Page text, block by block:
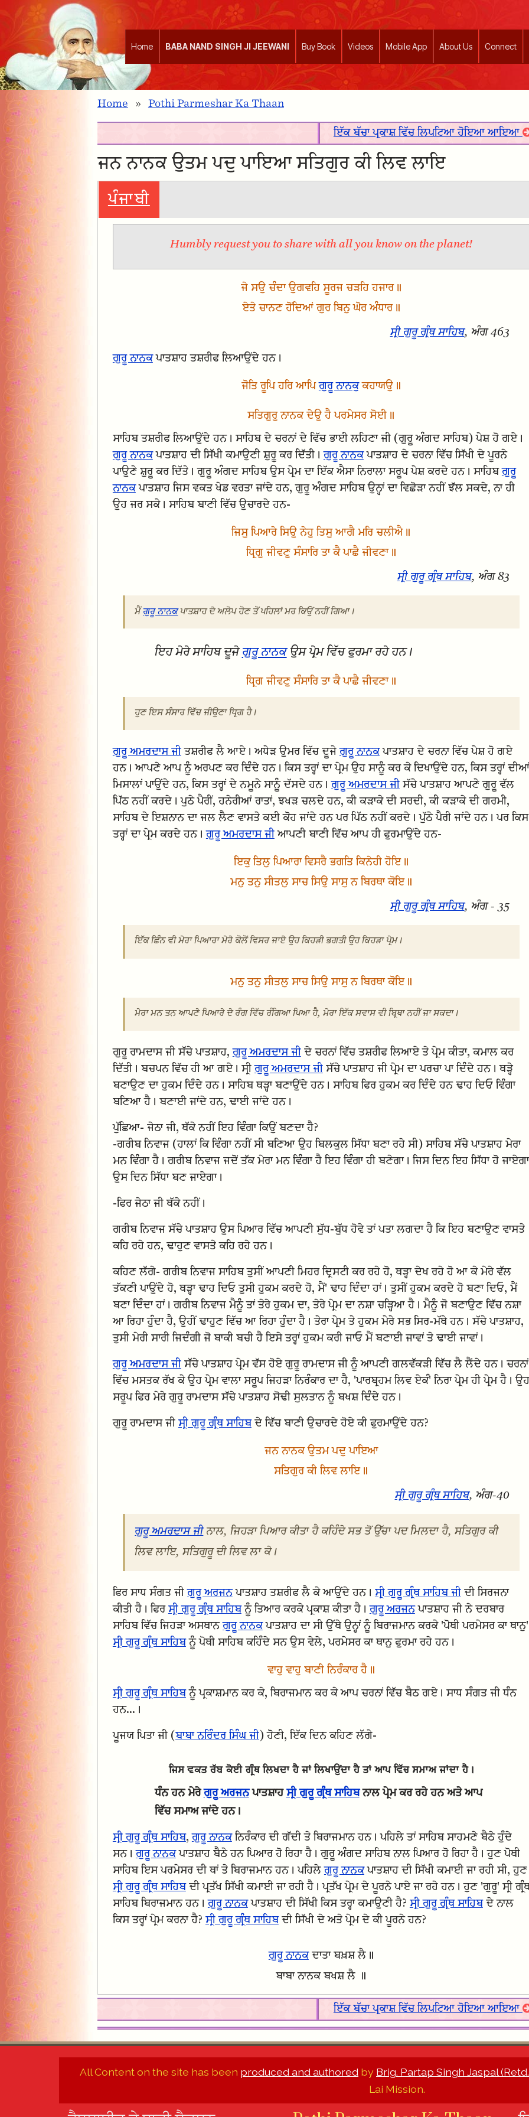
Home BABA NAND SINGH JI JEEWANI Buy Book Videos Mobile App About Us Connect
Home » Pothi Parmeshar Ka Thaan
ਇੱਕ ਬੱਚਾ ਪ੍ਰਕਾਸ਼ ਵਿੱਚ ਲਿਪਟਿਆ ਹੋਇਆ ਆਇਆ
ਜਨ ਨਾਨਕ ਉਤਮ ਪਦੁ ਪਾਇਆ ਸਤਿਗੁਰ ਕੀ ਲਿਵ ਲਾਇ
ਪੰਜਾਬੀ
Humbly request you to share with all you know on the planet!
ਜੇ ਸਉ ਚੰਦਾ ਉਗਵਹਿ ਸੂਰਜ ਚੜਹਿ ਹਜਾਰ॥
ਏਤੇ ਚਾਨਣ ਹੋਂਦਿਆਂ ਗੁਰ ਬਿਨੁ ਘੋਰ ਅੰਧਾਰ॥
ਸ੍ਰੀ ਗੁਰੂ ਗ੍ਰੰਥ ਸਾਹਿਬ, ਅੰਗ 463
ਗੁਰੂ ਨਾਨਕਪਾਤਸ਼ਾਹ ਤਸ਼ਰੀਫ ਲਿਆਉਂਦੇ ਹਨ।
ਜੋਤਿ ਰੂਪਿ ਹਰਿ ਆਪਿਗੁਰੂ ਨਾਨਕੁ ਕਹਾਯਉ॥
ਸਤਿਗੁਰੁ ਨਾਨਕ ਦੇਉ ਹੈ ਪਰਮੇਸਰ ਸੋਈ॥
ਸਾਹਿਬ ਤਸ਼ਰੀਫ ਲਿਆਉਂਦੇ ਹਨ। ਸਾਹਿਬ ਦੇ ਚਰਨਾਂ ਦੇ ਵਿੱਚ ਭਾਈ ਲਹਿਣਾ ਜੀ (ਗੁਰੂ ਅੰਗਦ ਸਾਹਿਬ) ਪੇਸ਼ ਹੋ ਗਏ।
ਗੁਰੂ ਨਾਨਕਪਾਤਸ਼ਾਹ ਦੀ ਸਿੱਖੀ ਕਮਾਉਣੀ ਸ਼ੁਰੂ ਕਰ ਦਿੱਤੀ।ਗੁਰੂ ਨਾਨਕਪਾਤਸ਼ਾਹ ਦੇ ਚਰਨਾ ਵਿੱਚ ਸਿੱਖੀ ਦੇ ਪੂਰਨੇ
ਪਾਉਣੇ ਸ਼ੁਰੂ ਕਰ ਦਿੱਤੇ। ਗੁਰੂ ਅੰਗਦ ਸਾਹਿਬ ਉਸ ਪ੍ਰੇਮ ਦਾ ਇੱਕ ਐਸਾ ਨਿਰਾਲਾ ਸਰੂਪ ਪੇਸ਼ ਕਰਦੇ ਹਨ। ਸਾਹਿਬਗੁਰੂ
ਨਾਨਕਪਾਤਸ਼ਾਹ ਜਿਸ ਵਕਤ ਖੇਡ ਵਰਤਾ ਜਾਂਦੇ ਹਨ, ਗੁਰੂ ਅੰਗਦ ਸਾਹਿਬ ਉਨ੍ਹਾਂ ਦਾ ਵਿਛੋੜਾ ਨਹੀਂ ਝੱਲ ਸਕਦੇ, ਨਾ ਹੀ
ਉਹ ਜਰ ਸਕੇ। ਸਾਹਿਬ ਬਾਣੀ ਵਿੱਚ ਉਚਾਰਦੇ ਹਨ-
ਜਿਸੁ ਪਿਆਰੇ ਸਿਉ ਨੇਹੁ ਤਿਸੁ ਆਗੈ ਮਰਿ ਚਲੀਐ॥
ਧ੍ਰਿਗੁ ਜੀਵਣੁ ਸੰਸਾਰਿ ਤਾ ਕੈ ਪਾਛੈ ਜੀਵਣਾ॥
ਸ੍ਰੀ ਗੁਰੂ ਗ੍ਰੰਥ ਸਾਹਿਬ, ਅੰਗ 83
ਮੈਂਗੁਰੂ ਨਾਨਕਪਾਤਸ਼ਾਹ ਦੇ ਅਲੋਪ ਹੋਣ ਤੋਂ ਪਹਿਲਾਂ ਮਰ ਕਿਉਂ ਨਹੀਂ ਗਿਆ।
ਇਹ ਮੇਰੇ ਸਾਹਿਬ ਦੂਜੇਗੁਰੂ ਨਾਨਕਉਸ ਪ੍ਰੇਮ ਵਿੱਚ ਫੁਰਮਾ ਰਹੇ ਹਨ।
ਧ੍ਰਿਗ ਜੀਵਣੁ ਸੰਸਾਰਿ ਤਾ ਕੈ ਪਾਛੈ ਜੀਵਣਾ॥
ਹੁਣ ਇਸ ਸੰਸਾਰ ਵਿੱਚ ਜੀਉਣਾ ਧ੍ਰਿਗ ਹੈ।
ਗੁਰੂ ਅਮਰਦਾਸ ਜੀਤਸ਼ਰੀਫ ਲੈ ਆਏ। ਅਧੇੜ ਉਮਰ ਵਿੱਚ ਦੂਜੇਗੁਰੂ ਨਾਨਕਪਾਤਸ਼ਾਹ ਦੇ ਚਰਨਾ ਵਿੱਚ ਪੇਸ਼ ਹੋ ਗਏ
ਹਨ। ਆਪਣੇ ਆਪ ਨੂੰ ਅਰਪਣ ਕਰ ਦਿੰਦੇ ਹਨ। ਕਿਸ ਤਰ੍ਹਾਂ ਦਾ ਪ੍ਰੇਮ ਉਹ ਸਾਨੂੰ ਕਰ ਕੇ ਦਿਖਾਉਂਦੇ ਹਨ, ਕਿਸ ਤਰ੍ਹਾਂ ਦੀਆਂ
ਮਿਸਾਲਾਂ ਪਾਉਂਦੇ ਹਨ, ਕਿਸ ਤਰ੍ਹਾਂ ਦੇ ਨਮੂਨੇ ਸਾਨੂੰ ਦੱਸਦੇ ਹਨ।ਗੁਰੂ ਅਮਰਦਾਸ ਜੀਸੱਚੇ ਪਾਤਸ਼ਾਹ ਆਪਣੇ ਗੁਰੂ ਵੱਲ
ਪਿੱਠ ਨਹੀਂ ਕਰਦੇ। ਪੁਠੇ ਪੈਰੀਂ, ਹਨੇਰੀਆਂ ਰਾਤਾਂ, ਝਖੜ ਚਲਦੇ ਹਨ, ਕੀ ਕੜਾਕੇ ਦੀ ਸਰਦੀ, ਕੀ ਕੜਾਕੇ ਦੀ ਗਰਮੀ,
ਸਾਹਿਬ ਦੇ ਇਸ਼ਨਾਨ ਦਾ ਜਲ ਲੈਣ ਵਾਸਤੇ ਕਈ ਕੋਹ ਜਾਂਦੇ ਹਨ ਪਰ ਪਿੱਠ ਨਹੀਂ ਕਰਦੇ। ਪੁੱਠੇ ਪੈਰੀ ਜਾਂਦੇ ਹਨ। ਪਰ ਕਿਸ
ਤਰ੍ਹਾਂ ਦਾ ਪ੍ਰੇਮ ਕਰਦੇ ਹਨ।ਗੁਰੂ ਅਮਰਦਾਸ ਜੀਆਪਣੀ ਬਾਣੀ ਵਿੱਚ ਆਪ ਹੀ ਫੁਰਮਾਉਂਦੇ ਹਨ-
ਇਕੁ ਤਿਲੁ ਪਿਆਰਾ ਵਿਸਰੈ ਭਗਤਿ ਕਿਨੇਹੀ ਹੋਇ॥
ਮਨੁ ਤਨੁ ਸੀਤਲੁ ਸਾਚ ਸਿਉ ਸਾਸੁ ਨ ਬਿਰਥਾ ਕੋਇ॥
ਸ੍ਰੀ ਗੁਰੂ ਗ੍ਰੰਥ ਸਾਹਿਬ, ਅੰਗ - 35
ਇੱਕ ਛਿੰਨ ਵੀ ਮੇਰਾ ਪਿਆਰਾ ਮੇਰੇ ਕੋਲੋਂ ਵਿਸਰ ਜਾਏ ਉਹ ਕਿਹੜੀ ਭਗਤੀ ਉਹ ਕਿਹੜਾ ਪ੍ਰੇਮ।
ਮਨੁ ਤਨੁ ਸੀਤਲੁ ਸਾਚ ਸਿਉ ਸਾਸੁ ਨ ਬਿਰਥਾ ਕੋਇ॥
ਮੇਰਾ ਮਨ ਤਨ ਆਪਣੇ ਪਿਆਰੇ ਦੇ ਰੰਗ ਵਿੱਚ ਰੰਗਿਆ ਪਿਆ ਹੈ, ਮੇਰਾ ਇੱਕ ਸਵਾਸ ਵੀ ਬ੍ਰਿਥਾ ਨਹੀਂ ਜਾ ਸਕਦਾ।
ਗੁਰੂ ਰਾਮਦਾਸ ਜੀ ਸੱਚੇ ਪਾਤਸ਼ਾਹ,ਗੁਰੂ ਅਮਰਦਾਸ ਜੀਦੇ ਚਰਨਾਂ ਵਿੱਚ ਤਸ਼ਰੀਫ ਲਿਆਏ ਤੇ ਪ੍ਰੇਮ ਕੀਤਾ, ਕਮਾਲ ਕਰ
ਦਿੱਤੀ। ਬਚਪਨ ਵਿੱਚ ਹੀ ਆ ਗਏ। ਸ੍ਰੀਗੁਰੂ ਅਮਰਦਾਸ ਜੀਸੱਚੇ ਪਾਤਸ਼ਾਹ ਜੀ ਪ੍ਰੇਮ ਦਾ ਪਰਚਾ ਪਾ ਦਿੰਦੇ ਹਨ। ਥੜ੍ਹੇ
ਬਣਾਉਣ ਦਾ ਹੁਕਮ ਦਿੰਦੇ ਹਨ। ਸਾਹਿਬ ਥੜ੍ਹਾ ਬਣਾਉਂਦੇ ਹਨ। ਸਾਹਿਬ ਫਿਰ ਹੁਕਮ ਕਰ ਦਿੰਦੇ ਹਨ ਢਾਹ ਦਿਓ ਵਿੰਗਾ
ਬਣਿਆ ਹੈ। ਬਣਾਈ ਜਾਂਦੇ ਹਨ, ਢਾਈ ਜਾਂਦੇ ਹਨ।
ਪੁੱਛਿਆ- ਜੇਠਾ ਜੀ, ਥੱਕੇ ਨਹੀਂ ਇਹ ਵਿੰਗਾ ਕਿਉਂ ਬਣਦਾ ਹੈ?
-ਗਰੀਬ ਨਿਵਾਜ (ਹਾਲਾਂ ਕਿ ਵਿੰਗਾ ਨਹੀਂ ਸੀ ਬਣਿਆ ਉਹ ਬਿਲਕੁਲ ਸਿੱਧਾ ਬਣਾ ਰਹੇ ਸੀ) ਸਾਹਿਬ ਸੱਚੇ ਪਾਤਸ਼ਾਹ ਮੇਰਾ
ਮਨ ਵਿੰਗਾ ਹੈ। ਗਰੀਬ ਨਿਵਾਜ ਜਦੋਂ ਤੱਕ ਮੇਰਾ ਮਨ ਵਿੰਗਾ ਹੈ ਇਹ ਵਿੰਗਾ ਹੀ ਬਣੇਗਾ। ਜਿਸ ਦਿਨ ਇਹ ਸਿੱਧਾ ਹੋ ਜਾਏਗਾ
ਉਸ ਦਿਨ ਸਿੱਧਾ ਬਣ ਜਾਏਗਾ।
-ਫਿਰ ਜੇਠਾ ਜੀ ਥੱਕੇ ਨਹੀਂ।
ਗਰੀਬ ਨਿਵਾਜ ਸੱਚੇ ਪਾਤਸ਼ਾਹ ਉਸ ਪਿਆਰ ਵਿੱਚ ਆਪਣੀ ਸੁੱਧ-ਬੁੱਧ ਹੋਵੇ ਤਾਂ ਪਤਾ ਲਗਦਾ ਹੈ ਕਿ ਇਹ ਬਣਾਉਣ ਵਾਸਤੇ
ਕਹਿ ਰਹੇ ਹਨ, ਢਾਹੁਣ ਵਾਸਤੇ ਕਹਿ ਰਹੇ ਹਨ।
ਕਹਿਣ ਲੱਗੇ- ਗਰੀਬ ਨਿਵਾਜ ਸਾਹਿਬ ਤੁਸੀਂ ਆਪਣੀ ਮਿਹਰ ਦ੍ਰਿਸਟੀ ਕਰ ਰਹੇ ਹੋ, ਥੜ੍ਹਾ ਦੇਖ ਰਹੇ ਹੋ ਆ ਕੇ ਮੇਰੇ ਵੱਲ
ਤੱਕਣੀ ਪਾਉਂਦੇ ਹੋ, ਥੜ੍ਹਾ ਢਾਹ ਦਿਓ ਤੁਸੀ ਹੁਕਮ ਕਰਦੇ ਹੋ, ਮੈਂ' ਢਾਹ ਦਿੰਦਾ ਹਾਂ। ਤੁਸੀਂ ਹੁਕਮ ਕਰਦੇ ਹੋ ਬਣਾ ਦਿਓ, ਮੈਂ
ਬਣਾ ਦਿੰਦਾ ਹਾਂ। ਗਰੀਬ ਨਿਵਾਜ ਮੈਨੂੰ ਤਾਂ ਤੇਰੇ ਹੁਕਮ ਦਾ, ਤੇਰੇ ਪ੍ਰੇਮ ਦਾ ਨਸ਼ਾ ਚੜ੍ਹਿਆ ਹੈ। ਮੈਨੂੰ ਜੋ ਬਣਾਉਣ ਵਿੱਚ ਨਸ਼ਾ
ਆ ਰਿਹਾ ਹੁੰਦਾ ਹੈ, ਉਹੀਂ ਢਾਹੁਣ ਵਿੱਚ ਆ ਰਿਹਾ ਹੁੰਦਾ ਹੈ। ਤੇਰਾ ਪ੍ਰੇਮ ਤੇ ਹੁਕਮ ਮੇਰੇ ਸਭ ਸਿਰ-ਮੱਥੇ ਹਨ। ਸੱਚੇ ਪਾਤਸ਼ਾਹ,
ਤੁਸੀ ਮੇਰੀ ਸਾਰੀ ਜਿਦੰਗੀ ਜੋ ਬਾਕੀ ਬਚੀ ਹੈ ਇਸੇ ਤਰ੍ਹਾਂ ਹੁਕਮ ਕਰੀ ਜਾਓ ਮੈਂ ਬਣਾਈ ਜਾਵਾਂ ਤੇ ਢਾਈ ਜਾਵਾਂ।
ਗੁਰੂ ਅਮਰਦਾਸ ਜੀਸੱਚੇ ਪਾਤਸ਼ਾਹ ਪ੍ਰੇਮ ਵੱਸ ਹੋਏ ਗੁਰੂ ਰਾਮਦਾਸ ਜੀ ਨੂੰ ਆਪਣੀ ਗਲਵੱਕੜੀ ਵਿੱਚ ਲੈ ਲੈਂਦੇ ਹਨ। ਚਰਨਾਂ
ਵਿੱਚ ਮਸਤਕ ਰੱਖ ਕੇ ਉਹ ਪ੍ਰੇਮ ਵਾਲਾ ਸਰੂਪ ਜਿਹੜਾ ਨਿਰੰਕਾਰ ਦਾ ਹੈ, 'ਪਾਰਬ੍ਰਹਮ ਲਿਵ ਏਕੰ' ਨਿਰਾ ਪ੍ਰੇਮ ਹੀ ਪ੍ਰੇਮ ਹੈ। ਉਹ
ਸਰੂਪ ਫਿਰ ਮੇਰੇ ਗੁਰੂ ਰਾਮਦਾਸ ਸੱਚੇ ਪਾਤਸ਼ਾਹ ਸੋਢੀ ਸੁਲਤਾਨ ਨੂੰ ਬਖਸ਼ ਦਿੰਦੇ ਹਨ।
ਗੁਰੂ ਰਾਮਦਾਸ ਜੀ ਸ੍ਰੀ ਗੁਰੂ ਗ੍ਰੰਥ ਸਾਹਿਬਦੇ ਵਿੱਚ ਬਾਣੀ ਉਚਾਰਦੇ ਹੋਏ ਕੀ ਫੁਰਮਾਉਂਦੇ ਹਨ?
ਜਨ ਨਾਨਕ ਉਤਮ ਪਦੁ ਪਾਇਆ
ਸਤਿਗੁਰ ਕੀ ਲਿਵ ਲਾਇ॥
ਸ੍ਰੀ ਗੁਰੂ ਗ੍ਰੰਥ ਸਾਹਿਬ, ਅੰਗ-40
ਗੁਰੂ ਅਮਰਦਾਸ ਜੀਨਾਲ, ਜਿਹੜਾ ਪਿਆਰ ਕੀਤਾ ਹੈ ਕਹਿੰਦੇ ਸਭ ਤੋਂ ਉੱਚਾ ਪਦ ਮਿਲਦਾ ਹੈ, ਸਤਿਗੁਰ ਕੀ
ਲਿਵ ਲਾਇ, ਸਤਿਗੁਰੂ ਦੀ ਲਿਵ ਲਾ ਕੇ।
ਫਿਰ ਸਾਧ ਸੰਗਤ ਜੀਗੁਰੂ ਅਰਜਨਪਾਤਸ਼ਾਹ ਤਸ਼ਰੀਫ ਲੈ ਕੇ ਆਉਂਦੇ ਹਨ। ਸ੍ਰੀ ਗੁਰੂ ਗ੍ਰੰਥ ਸਾਹਿਬ ਜੀਦੀ ਸਿਰਜਨਾ
ਕੀਤੀ ਹੈ। ਫਿਰ ਸ੍ਰੀ ਗੁਰੂ ਗ੍ਰੰਥ ਸਾਹਿਬਨੂੰ ਤਿਆਰ ਕਰਕੇ ਪ੍ਰਕਾਸ਼ ਕੀਤਾ ਹੈ।ਗੁਰੂ ਅਰਜਨਪਾਤਸ਼ਾਹ ਜੀ ਨੇ ਦਰਬਾਰ
ਸਾਹਿਬ ਵਿੱਚ ਜਿਹੜਾ ਅਸਥਾਨਗੁਰੂ ਨਾਨਕਪਾਤਸ਼ਾਹ ਦਾ ਸੀ ਉੱਥੇ ਉਨ੍ਹਾਂ ਨੂੰ ਬਿਰਾਜਮਾਨ ਕਰਕੇ 'ਪੋਥੀ ਪਰਮੇਸਰ ਕਾ ਥਾਨੁ'
ਸ੍ਰੀ ਗੁਰੂ ਗ੍ਰੰਥ ਸਾਹਿਬਨੂੰ ਪੋਥੀ ਸਾਹਿਬ ਕਹਿੰਦੇ ਸਨ ਉਸ ਵੇਲੇ, ਪਰਮੇਸਰ ਕਾ ਥਾਨੁ ਫੁਰਮਾ ਰਹੇ ਹਨ।
ਵਾਹੁ ਵਾਹੁ ਬਾਣੀ ਨਿਰੰਕਾਰ ਹੈ॥
ਸ੍ਰੀ ਗੁਰੂ ਗ੍ਰੰਥ ਸਾਹਿਬਨੂੰ ਪ੍ਰਕਾਸ਼ਮਾਨ ਕਰ ਕੇ, ਬਿਰਾਜਮਾਨ ਕਰ ਕੇ ਆਪ ਚਰਨਾਂ ਵਿੱਚ ਬੈਠ ਗਏ। ਸਾਧ ਸੰਗਤ ਜੀ ਧੰਨ
ਹਨ...।
ਪੂਜਯ ਪਿਤਾ ਜੀ (ਬਾਬਾ ਨਰਿੰਦਰ ਸਿੰਘ ਜੀ) ਹੋਣੀ, ਇੱਕ ਦਿਨ ਕਹਿਣ ਲੱਗੇ-
ਜਿਸ ਵਕਤ ਰੱਬ ਕੋਈ ਗ੍ਰੰਥ ਲਿਖਦਾ ਹੈ ਜਾਂ ਲਿਖਾਉਂਦਾ ਹੈ ਤਾਂ ਆਪ ਵਿੱਚ ਸਮਾਅ ਜਾਂਦਾ ਹੈ।
ਧੰਨ ਹਨ ਮੇਰੇਗੁਰੂ ਅਰਜਨਪਾਤਸ਼ਾਹ ਸ੍ਰੀ ਗੁਰੂ ਗ੍ਰੰਥ ਸਾਹਿਬਨਾਲ ਪ੍ਰੇਮ ਕਰ ਰਹੇ ਹਨ ਅਤੇ ਆਪ
ਵਿੱਚ ਸਮਾਅ ਜਾਂਦੇ ਹਨ।
ਸ੍ਰੀ ਗੁਰੂ ਗ੍ਰੰਥ ਸਾਹਿਬ,ਗੁਰੂ ਨਾਨਕਨਿਰੰਕਾਰ ਦੀ ਗੱਦੀ ਤੇ ਬਿਰਾਜਮਾਨ ਹਨ। ਪਹਿਲੇ ਤਾਂ ਸਾਹਿਬ ਸਾਹਮਣੇ ਬੈਠੇ ਹੁੰਦੇ
ਸਨ।ਗੁਰੂ ਨਾਨਕਪਾਤਸ਼ਾਹ ਬੈਠੇ ਹਨ ਪਿਆਰ ਹੋ ਰਿਹਾ ਹੈ। ਗੁਰੂ ਅੰਗਦ ਸਾਹਿਬ ਨਾਲ ਪਿਆਰ ਹੋ ਰਿਹਾ ਹੈ। ਹੁਣ ਪੋਥੀ
ਸਾਹਿਬ ਇਸ ਪਰਮੇਸਰ ਦੀ ਥਾਂ ਤੇ ਬਿਰਾਜਮਾਨ ਹਨ। ਪਹਿਲੇਗੁਰੂ ਨਾਨਕਪਾਤਸ਼ਾਹ ਦੀ ਸਿੱਖੀ ਕਮਾਈ ਜਾ ਰਹੀ ਸੀ, ਹੁਣ
ਸ੍ਰੀ ਗੁਰੂ ਗ੍ਰੰਥ ਸਾਹਿਬਦੀ ਪ੍ਰਤੱਖ ਸਿੱਖੀ ਕਮਾਈ ਜਾ ਰਹੀ ਹੈ। ਪ੍ਰਤੱਖ ਪ੍ਰੇਮ ਦੇ ਪੂਰਨੇ ਪਾਏ ਜਾ ਰਹੇ ਹਨ। ਹੁਣ 'ਗੁਰੂ' ਸ੍ਰੀ
ਸਾਹਿਬ ਬਿਰਾਜਮਾਨ ਹਨ।ਗੁਰੂ ਨਾਨਕਪਾਤਸ਼ਾਹ ਦੀ ਸਿੱਖੀ ਕਿਸ ਤਰ੍ਹਾ ਕਮਾਉਣੀ ਹੈ? ਸ੍ਰੀ ਗੁਰੂ ਗ੍ਰੰਥ ਸਾਹਿਬਦੇ ਨਾਲ
ਕਿਸ ਤਰ੍ਹਾਂ ਪ੍ਰੇਮ ਕਰਨਾ ਹੈ? ਸ੍ਰੀ ਗੁਰੂ ਗ੍ਰੰਥ ਸਾਹਿਬਦੀ ਸਿੱਖੀ ਦੇ ਅਤੇ ਪ੍ਰੇਮ ਦੇ ਕੀ ਪੂਰਨੇ ਹਨ?
ਗੁਰੂ ਨਾਨਕਦਾਤਾ ਬਖ਼ਸ਼ ਲੈ॥
ਬਾਬਾ ਨਾਨਕ ਬਖਸ਼ ਲੈ ॥
ਇੱਕ ਬੱਚਾ ਪ੍ਰਕਾਸ਼ ਵਿੱਚ ਲਿਪਟਿਆ ਹੋਇਆ ਆਇਆ
All Content on the site has been produced and authored by Brig. Partap Singh Jaspal
Lai Mission.